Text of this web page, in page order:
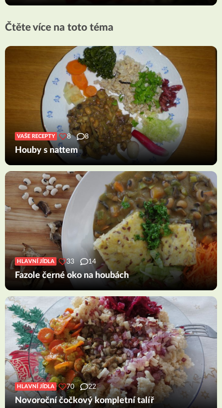
Čtěte více na toto téma
VAŠE RECEPTY 8 8
Houby s nattem
HLAVNÍ JÍDLA 33 14
Fazole černé oko na houbách
HLAVNÍ JÍDLA 70 22
Novoroční čočkový kompletní talíř